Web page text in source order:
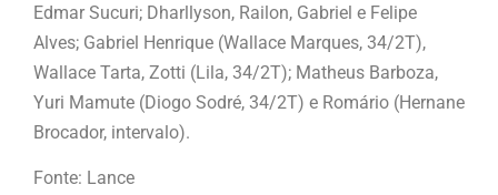
Edmar Sucuri; Dharllyson, Railon, Gabriel e Felipe
Alves; Gabriel Henrique (Wallace Marques, 34/2T),
Wallace Tarta, Zotti (Lila, 34/2T); Matheus Barboza,
Yuri Mamute (Diogo Sodré, 34/2T) e Romário (Hernane
Brocador, intervalo).
Fonte: Lance